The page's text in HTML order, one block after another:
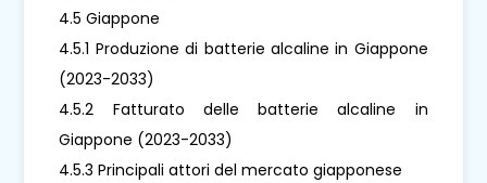
4.5 Giappone
4.5.1 Produzione di batterie alcaline in Giappone
(2023-2033)
4.5.2 Fatturato delle batterie alcaline in
Giappone (2023-2033)
4.5.3 Principali attori del mercato giapponese